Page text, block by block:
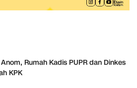
Rumah Kadis PUPR dan Dinkes
KPK